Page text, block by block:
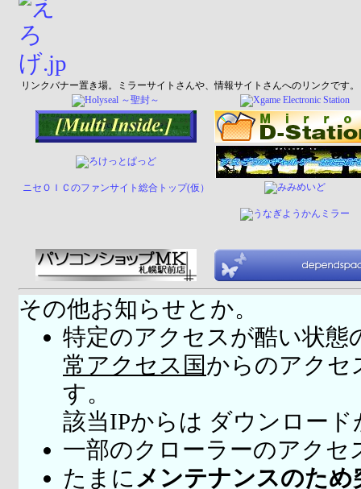
リンクバナー置き場。ミラーサイトさんや、情報サイトさんへのリンクです。
ニセＯＩＣのファンサイト総合トップ(仮）
その他お知らせとか。
特定のアクセスが酷い状態
常アクセス国からのアクセ
す。
該当IPからは ダウンロー
一部のクローラーのアクセ
たまに メンテナンスのため